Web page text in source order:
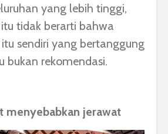
yang lebih tinggi,
tidak berarti bahwa
itu sendiri yang bertanggung
bukan rekomendasi.
menyebabkan jerawat